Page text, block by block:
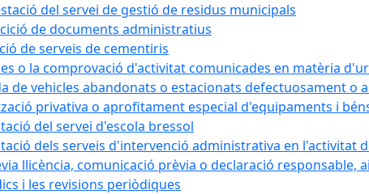
del servei de gestió de residus municipals
de documents administratius
de serveis de cementiris
o la comprovació d'activitat comunicades en matèria
de vehicles abandonats o estacionats defectuosament o
privativa o aprofitament especial d'equipaments i
del servei d'escola bressol
dels serveis d'intervenció administrativa en l'activitat
llicència, comunicació prèvia o declaració responsable,
i les revisions periòdiques